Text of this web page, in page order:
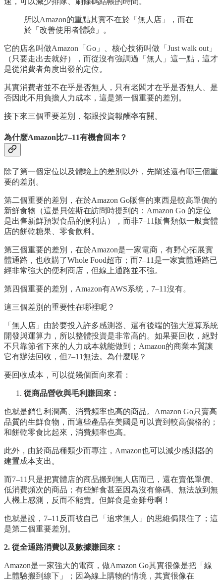
所以Amazon的重點其實不在於「無人店」，而在
於「改善使用者體驗」。
它的店名叫做Amazon「Go」、核心技術叫做「Just walk out」
（只要走出去就好），而從沒有強調過「無人」這一點，這才
是從消費者角度出發的定位。
其實消費者並不在乎是否無人，只有老闆才在乎是否無人、是
否因此不用負擔人力成本，這是第一個重要的差別。
接下來三個重要差別，都跟投資報酬率有關。
為什麼Amazon比7–11有機會回本？
除了第一個定位以及體驗上的差別以外，先闡述還有哪三個重
要的差別。
第二個重要的差別，在於Amazon Go販售的東西是較高單價的
新鮮食物（這是貝佐斯在訪問時提到的：Amazon Go 的定位
是出售新鮮預製食品的便利店），而非7–11販售類似一般實體
店的餅乾糖果、零食飲料。
第三個重要的差別，在於Amazon是一家電商，有野心拓展實
體通路，也收購了Whole Food超市；而7–11是一家實體通路已
經非常強大的便利商店，但線上通路並不強。
第四個重要的差別，Amazon有AWS系統，7–11沒有。
這三個差別的重要性在哪裡呢？
「無人店」由於要投入許多感測器、還有後端的強大運算系統
開發與運算力，所以整體投資是非常高的。如果要回收，絕對
不只靠節省下來的人力成本就能做到；Amazon的商業本質讓
它有辦法回收，但7–11無法。為什麼呢？
要回收成本，可以從幾個面向來看：
從商品營收與毛利賺回來：
也就是銷售利潤高、消費頻率也高的商品。Amazon Go只賣高
品質的生鮮食物，而這些產品在美國是可以賣到較高價格的；
和餅乾零食比起來，消費頻率也高。
此外，由於商品種類少而專注，Amazon也可以減少感測器的
建置成本支出。
而7–11只是把實體店的商品搬到無人店而已，還在賣低單價、
低消費頻次的商品；有些鮮食甚至因為沒有條碼、無法放到無
人機上感測，反而不能賣。但鮮食是金雞母啊！
也就是說，7–11反而被自己「追求無人」的思維侷限住了；這
是第二個重要差別。
2. 從全通路消費以及數據賺回來：
Amazon是一家強大的電商，做Amazon Go其實很像是把「線
上體驗搬到線下」；因為線上購物的情境，其實很像在